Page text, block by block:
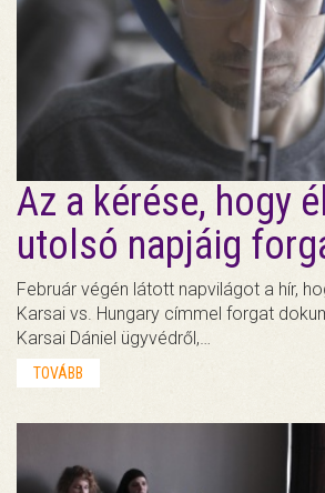
Az a kérése, hogy
utolsó napjáig
Február végén látott napvilágot a hír,
Karsai vs. Hungary címmel forgat
Karsai Dániel ügyvédről,…
TOVÁBB